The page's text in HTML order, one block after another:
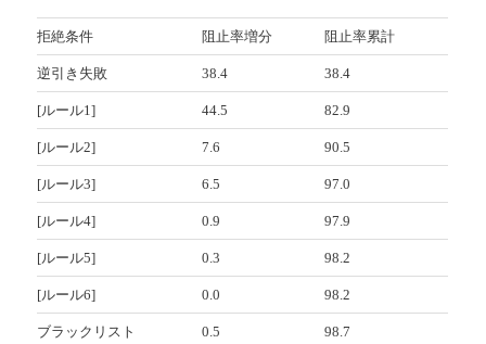
拒絶条件 阻止率増分 阻止率累計
逆引き失敗 38.4 38.4
[ルール1] 44.5 82.9
[ルール2] 7.6 90.5
[ルール3] 6.5 97.0
[ルール4] 0.9 97.9
[ルール5] 0.3 98.2
[ルール6] 0.0 98.2
ブラックリスト 0.5 98.7